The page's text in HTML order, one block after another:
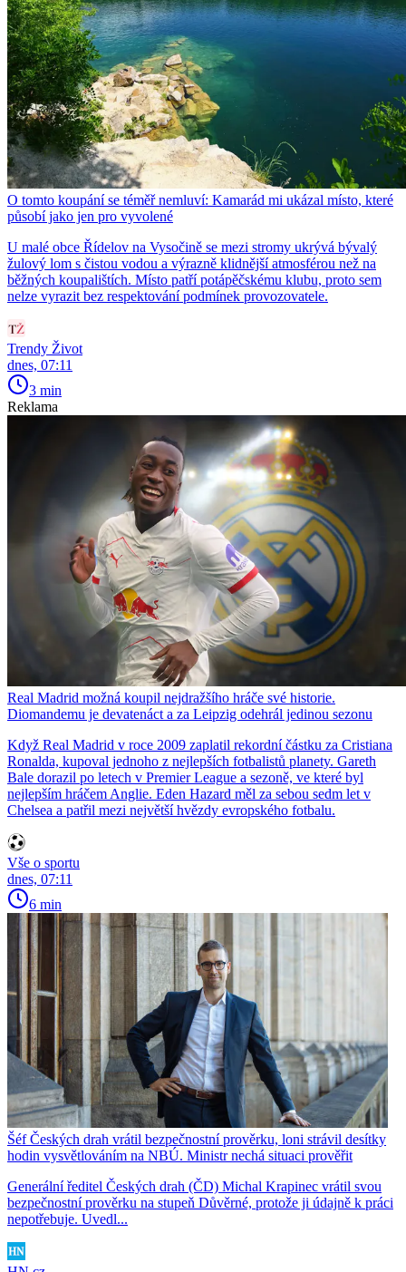
O tomto koupání se téměř nemluví: Kamarád mi ukázal místo, které
působí jako jen pro vyvolené
U malé obce Řídelov na Vysočině se mezi stromy ukrývá bývalý
žulový lom s čistou vodou a výrazně klidnější atmosférou než na
běžných koupalištích. Místo patří potápěčskému klubu, proto sem
nelze vyrazit bez respektování podmínek provozovatele.
Trendy Život
dnes, 07:11
3 min
Reklama
Real Madrid možná koupil nejdražšího hráče své historie.
Diomandemu je devatenáct a za Leipzig odehrál jedinou sezonu
Když Real Madrid v roce 2009 zaplatil rekordní částku za Cristiana
Ronalda, kupoval jednoho z nejlepších fotbalistů planety. Gareth
Bale dorazil po letech v Premier League a sezoně, ve které byl
nejlepším hráčem Anglie. Eden Hazard měl za sebou sedm let v
Chelsea a patřil mezi největší hvězdy evropského fotbalu.
Vše o sportu
dnes, 07:11
6 min
Šéf Českých drah vrátil bezpečnostní prověrku, loni strávil desítky
hodin vysvětlováním na NBÚ. Ministr nechá situaci prověřit
Generální ředitel Českých drah (ČD) Michal Krapinec vrátil svou
bezpečnostní prověrku na stupeň Důvěrné, protože ji údajně k práci
nepotřebuje. Uvedl...